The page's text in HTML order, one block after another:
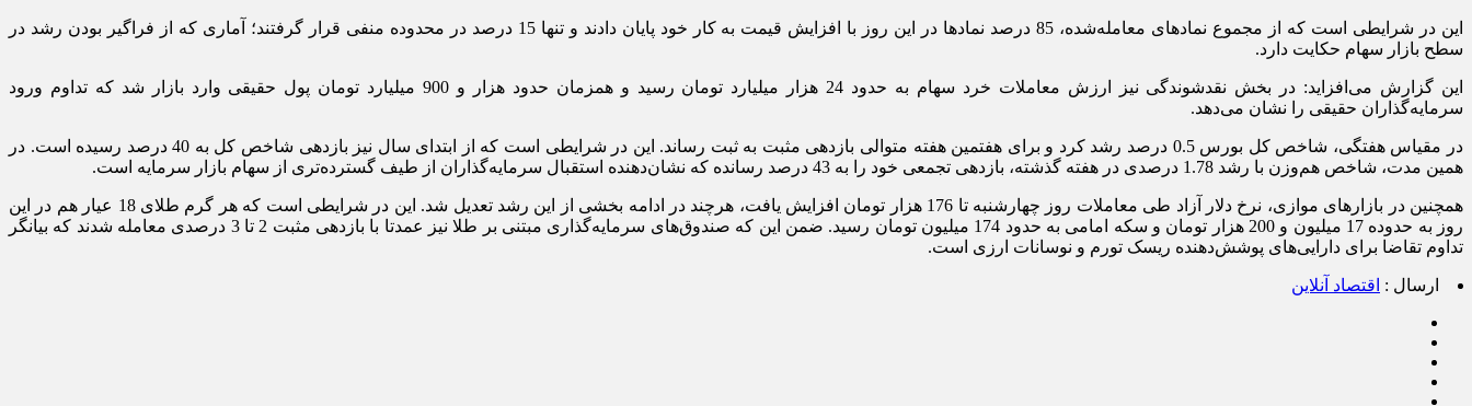
این در شرایطی است که از مجموع نمادهای معامله‌شده، 85 درصد نمادها در این روز با افزایش قیمت به کار خود پایان دادند و تنها 15 درصد در محدوده منفی قرار گرفتند؛ آماری که از فراگیر بودن رشد در
سطح بازار سهام حکایت دارد.
این گزارش می‌افزاید: در بخش نقدشوندگی نیز ارزش معاملات خرد سهام به حدود 24 هزار میلیارد تومان رسید و همزمان حدود هزار و 900 میلیارد تومان پول حقیقی وارد بازار شد که تداوم ورود
سرمایه‌گذاران حقیقی را نشان می‌دهد.
در مقیاس هفتگی، شاخص کل بورس 0.5 درصد رشد کرد و برای هفتمین هفته متوالی بازدهی مثبت به ثبت رساند. این در شرایطی است که از ابتدای سال نیز بازدهی شاخص کل به 40 درصد رسیده است. در
همین مدت، شاخص هم‌وزن با رشد 1.78 درصدی در هفته گذشته، بازدهی تجمعی خود را به 43 درصد رسانده که نشان‌دهنده استقبال سرمایه‌گذاران از طیف گسترده‌تری از سهام بازار سرمایه است.
همچنین در بازارهای موازی، نرخ دلار آزاد طی معاملات روز چهارشنبه تا 176 هزار تومان افزایش یافت، هرچند در ادامه بخشی از این رشد تعدیل شد. این در شرایطی است که هر گرم طلای 18 عیار هم در این
روز به حدوده 17 میلیون و 200 هزار تومان و سکه امامی به حدود 174 میلیون تومان رسید. ضمن این که صندوق‌های سرمایه‌گذاری مبتنی بر طلا نیز عمدتا با بازدهی مثبت 2 تا 3 درصدی معامله شدند که بیانگر
تداوم تقاضا برای دارایی‌های پوشش‌دهنده ریسک تورم و نوسانات ارزی است.
ارسال : اقتصاد آنلاین